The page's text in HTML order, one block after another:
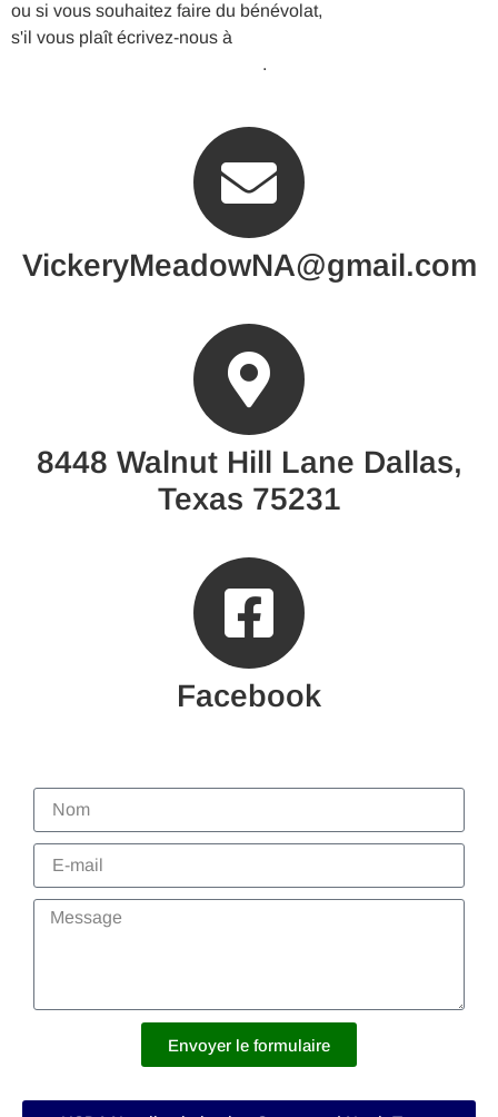
ou si vous souhaitez faire du bénévolat,
s'il vous plaît écrivez-nous à
.
VickeryMeadowNA@gmail.com
8448 Walnut Hill Lane Dallas,
Texas 75231
Facebook
Envoyer le formulaire